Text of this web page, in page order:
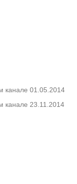
канале 01.05.2014
канале 23.11.2014